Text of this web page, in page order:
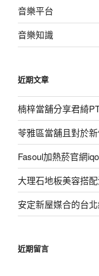
音樂平台
音樂知識
近期文章
楠梓當舖分享君綺
苓雅區當舖且對於
Fasoul加熱菸官網
大理石地板美容搭
安定新屋媒合的台
近期留言